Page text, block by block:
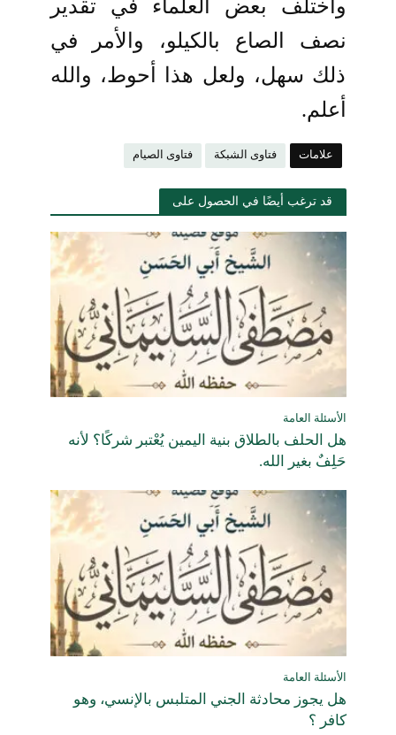
واختلف بعض العلماء في تقدير
نصف الصاع بالكيلو، والأمر في
ذلك سهل، ولعل هذا أحوط، والله
أعلم.
علامات فتاوى الشبكة فتاوى الصيام
قد ترغب أيضًا في الحصول على
الأسئلة العامة
هل الحلف بالطلاق بنية اليمين يُعْتبر شركًا؟ لأنه
حَلِفٌ بغير الله.
الأسئلة العامة
هل يجوز محادثة الجني المتلبس بالإنسي، وهو
كافر ؟